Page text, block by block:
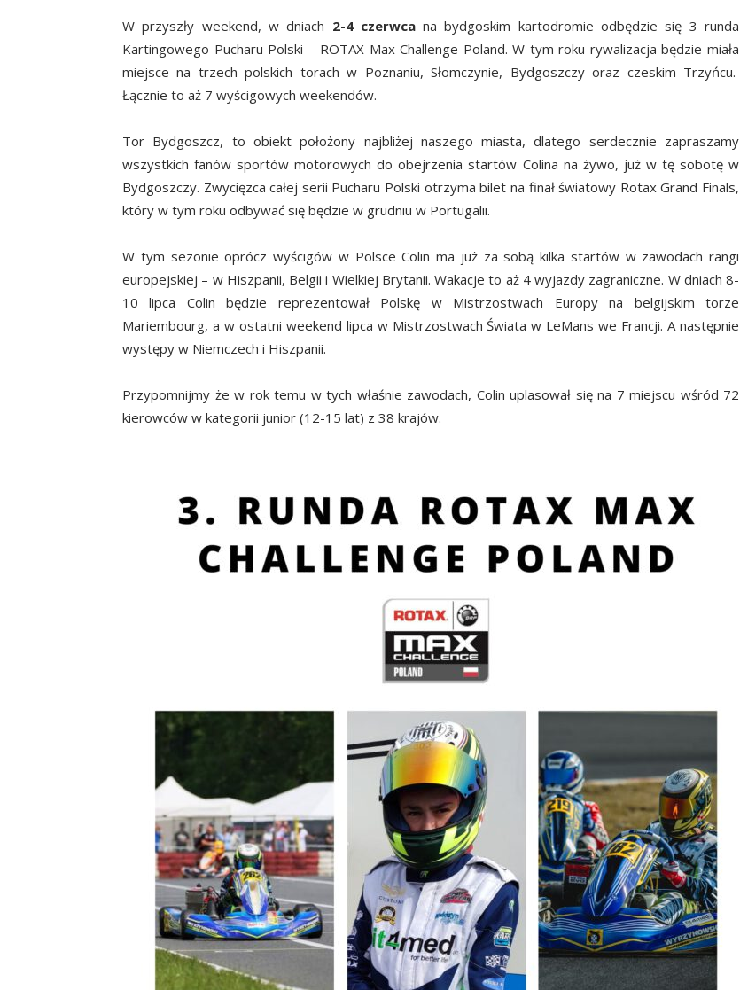
W przyszły weekend, w dniach 2-4 czerwcana bydgoskim kartodromie odbędzie się 3 runda
Kartingowego Pucharu Polski – ROTAX Max Challenge Poland. W tym roku rywalizacja będzie miała
miejsce na trzech polskich torach w Poznaniu, Słomczynie, Bydgoszczy oraz czeskim Trzyńcu.
Łącznie to aż 7 wyścigowych weekendów.
Tor Bydgoszcz, to obiekt położony najbliżej naszego miasta, dlatego serdecznie zapraszamy
wszystkich fanów sportów motorowych do obejrzenia startów Colina na żywo, już w tę sobotę w
Bydgoszczy. Zwycięzca całej serii Pucharu Polski otrzyma bilet na finał światowy Rotax Grand Finals,
który w tym roku odbywać się będzie w grudniu w Portugalii.
W tym sezonie oprócz wyścigów w Polsce Colin ma już za sobą kilka startów w zawodach rangi
europejskiej – w Hiszpanii, Belgii i Wielkiej Brytanii. Wakacje to aż 4 wyjazdy zagraniczne. W dniach 8-
10 lipca Colin będzie reprezentował Polskę w Mistrzostwach Europy na belgijskim torze
Mariembourg, a w ostatni weekend lipca w Mistrzostwach Świata w LeMans we Francji. A następnie
występy w Niemczech i Hiszpanii.
Przypomnijmy że w rok temu w tych właśnie zawodach, Colin uplasował się na 7 miejscu wśród 72
kierowców w kategorii junior (12-15 lat) z 38 krajów.